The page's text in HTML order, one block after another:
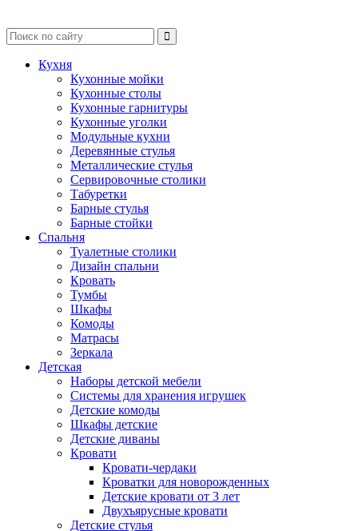
Кухня
Кухонные мойки
Кухонные столы
Кухонные гарнитуры
Кухонные уголки
Модульные кухни
Деревянные стулья
Металлические стулья
Сервировочные столики
Табуретки
Барные стулья
Барные стойки
Спальня
Туалетные столики
Дизайн спальни
Кровать
Тумбы
Шкафы
Комоды
Матрасы
Зеркала
Детская
Наборы детской мебели
Системы для хранения игрушек
Детские комоды
Шкафы детские
Детские диваны
Кровати
Кровати-чердаки
Кроватки для новорожденных
Детские кровати от 3 лет
Двухъярусные кровати
Детские стулья